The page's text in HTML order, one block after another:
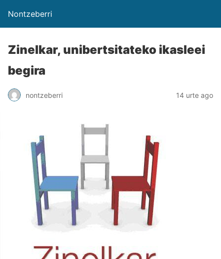
Nontzeberri
Zinelkar, unibertsitateko ikasleei
begira
nontzeberri 14 urte ago